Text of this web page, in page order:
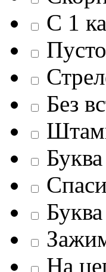
С 1
Без
Буква
На